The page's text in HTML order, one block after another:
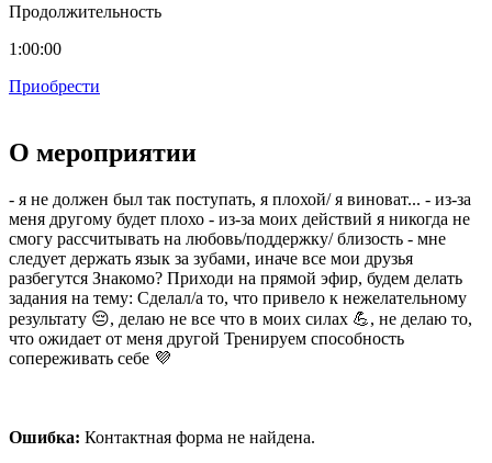
Продолжительность
1:00:00
Приобрести
О мероприятии
- я не должен был так поступать, я плохой/ я виноват... - из-за
меня другому будет плохо - из-за моих действий я никогда не
смогу рассчитывать на любовь/поддержку/ близость - мне
следует держать язык за зубами, иначе все мои друзья
разбегутся Знакомо? Приходи на прямой эфир, будем делать
задания на тему: Сделал/а то, что привело к нежелательному
результату 😔, делаю не все что в моих силах 💪, не делаю то,
что ожидает от меня другой Тренируем способность
сопереживать себе 💜
Ошибка: Контактная форма не найдена.